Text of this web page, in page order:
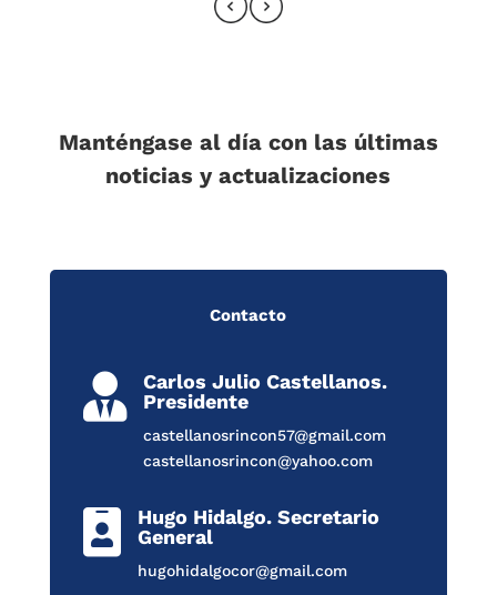
Manténgase al día con las últimas
noticias y actualizaciones
Contacto

Carlos Julio Castellanos.
Presidente
castellanosrincon57@gmail.com
castellanosrincon@yahoo.com

Hugo Hidalgo. Secretario
General
hugohidalgocor@gmail.com